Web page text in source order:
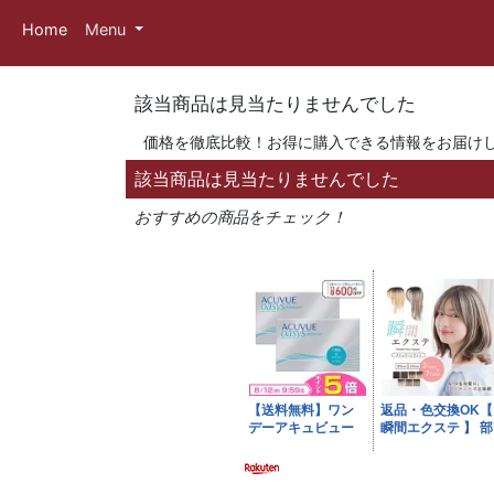
Home Menu
該当商品は見当たりませんでした
価格を徹底比較！お得に購入できる情報をお届け
該当商品は見当たりませんでした
おすすめの商品をチェック！